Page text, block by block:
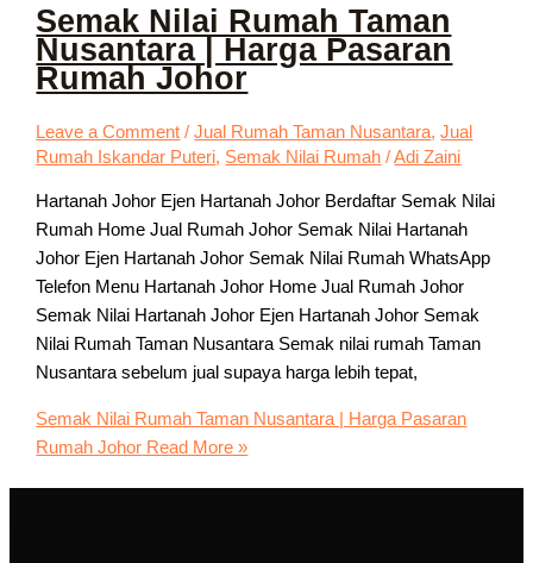
Semak Nilai Rumah Taman
Nusantara | Harga Pasaran
Rumah Johor
Leave a Comment /Jual Rumah Taman Nusantara,Jual
Rumah Iskandar Puteri, Semak Nilai Rumah /Adi Zaini
Hartanah Johor Ejen Hartanah Johor Berdaftar Semak Nilai
Rumah Home Jual Rumah Johor Semak Nilai Hartanah
Johor Ejen Hartanah Johor Semak Nilai Rumah WhatsApp
Telefon Menu Hartanah Johor Home Jual Rumah Johor
Semak Nilai Hartanah Johor Ejen Hartanah Johor Semak
Nilai Rumah Taman Nusantara Semak nilai rumah Taman
Nusantara sebelum jual supaya harga lebih tepat,
Semak Nilai Rumah Taman Nusantara | Harga Pasaran
Rumah Johor Read More »